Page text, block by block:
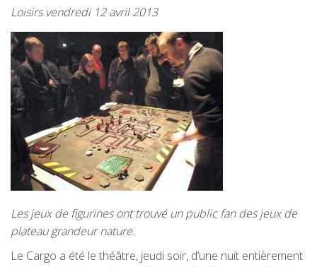
Loisirs vendredi 12 avril 2013
Les jeux de figurines ont trouvé un public fan des jeux de
plateau grandeur nature.
Le Cargö a été le théâtre, jeudi soir, d’une nuit entièrement